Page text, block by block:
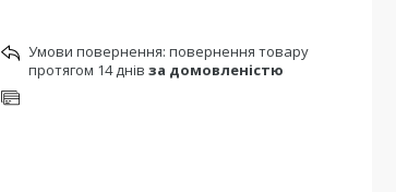
повернення товару
протягом 14 днів за домовленістю